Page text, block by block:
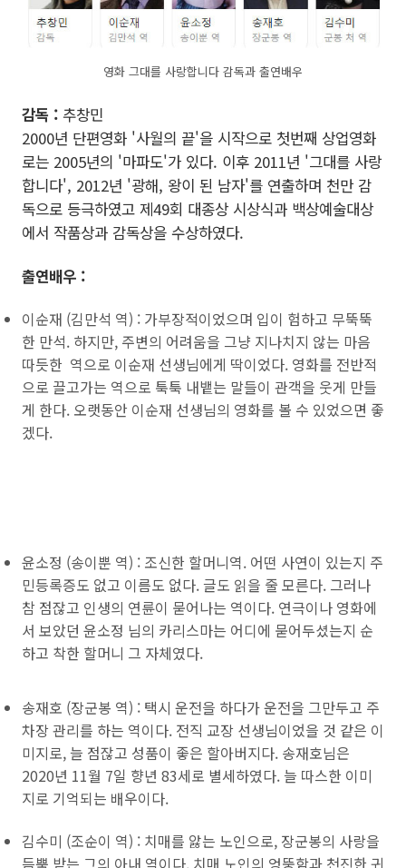
영화 그대를 사랑합니다 감독과 출연배우
감독 : 추창민
2000년 단편영화 '사월의 끝'을 시작으로 첫번째 상업영화
로는 2005년의 '마파도'가 있다. 이후 2011년 '그대를 사랑
합니다', 2012년 '광해, 왕이 된 남자'를 연출하며 천만 감
독으로 등극하였고 제49회 대종상 시상식과 백상예술대상
에서 작품상과 감독상을 수상하였다.
출연배우 :
이순재 (김만석 역) : 가부장적이었으며 입이 험하고 무뚝뚝
한 만석. 하지만, 주변의 어려움을 그냥 지나치지 않는 마음
따듯한 역으로 이순재 선생님에게 딱이었다. 영화를 전반적
으로 끌고가는 역으로 툭툭 내뱉는 말들이 관객을 웃게 만들
게 한다. 오랫동안 이순재 선생님의 영화를 볼 수 있었으면 좋
겠다.
윤소정 (송이뿐 역) : 조신한 할머니역. 어떤 사연이 있는지 주
민등록증도 없고 이름도 없다. 글도 읽을 줄 모른다. 그러나
참 점잖고 인생의 연륜이 묻어나는 역이다. 연극이나 영화에
서 보았던 윤소정 님의 카리스마는 어디에 묻어두셨는지 순
하고 착한 할머니 그 자체였다.
송재호 (장군봉 역) : 택시 운전을 하다가 운전을 그만두고 주
차장 관리를 하는 역이다. 전직 교장 선생님이었을 것 같은 이
미지로, 늘 점잖고 성품이 좋은 할아버지다. 송재호님은
2020년 11월 7일 향년 83세로 별세하였다. 늘 따스한 이미
지로 기억되는 배우이다.
김수미 (조순이 역) : 치매를 앓는 노인으로, 장군봉의 사랑을
듬뿍 받는 그의 아내 역이다. 치매 노인의 엉뚱함과 천진한 귀